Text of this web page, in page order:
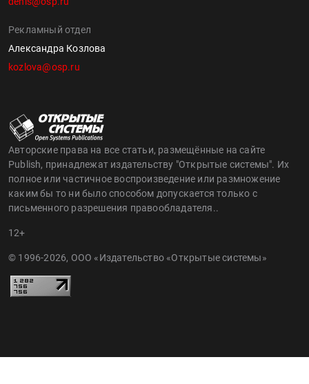
Рекламный отдел
Александра Козлова
kozlova@osp.ru
Авторские права на все статьи, размещённые на сайте
Publish, принадлежат издательству "Открытые системы". Их
полное или частичное воспроизведение или размножение
каким бы то ни было способом допускается только с
письменного разрешения правообладателя..
12+
© 1996-2026, ООО «Издательство «Открытые системы»